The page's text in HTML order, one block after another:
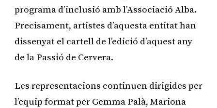
programa d’inclusió amb l’Associació Alba.
Precisament, artistes d’aquesta entitat han
dissenyat el cartell de l’edició d’aquest any
de la Passió de Cervera.
Les representacions continuen dirigides per
l’equip format per Gemma Palà, Mariona